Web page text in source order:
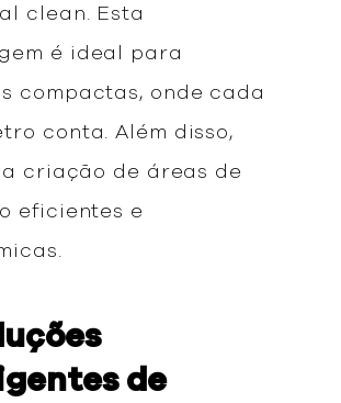
clean. Esta
é ideal para
compactas, onde cada
conta. Além disso,
criação de áreas de
eficientes e
de